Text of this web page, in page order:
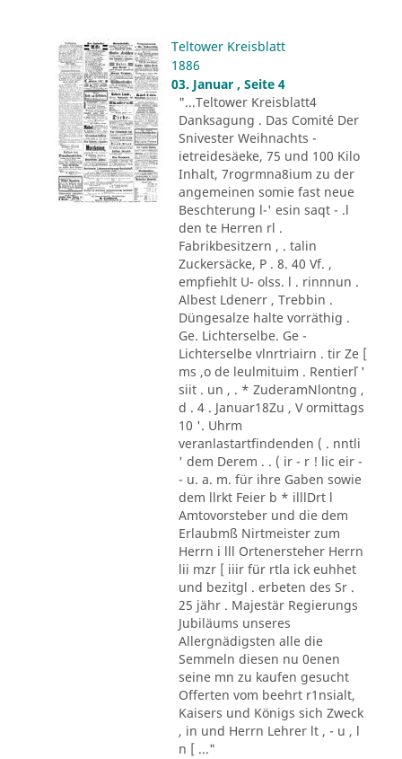
Teltower Kreisblatt
1886
03. Januar , Seite 4
"...Teltower Kreisblatt4
Danksagung . Das Comité Der
Snivester Weihnachts -
ietreidesäeke, 75 und 100 Kilo
Inhalt, 7rogrmna8ium zu der
angemeinen somie fast neue
Beschterung l-' esin saqt - .l
den te Herren rl .
Fabrikbesitzern , . talin
Zuckersäcke, P . 8. 40 Vf. ,
empfiehlt U- olss. l . rinnnun .
Albest Ldenerr , Trebbin .
Düngesalze halte vorräthig .
Ge. Lichterselbe. Ge -
Lichterselbe vlnrtriairn . tir Ze [
ms ,o de leulmituim . Rentier´l '
siit . un , . * ZuderamNlontng ,
d . 4 . Januar18Zu , V ormittags
10 '. Uhrm
veranlastartfindenden ( . nntli
' dem Derem . . ( ir - r ! lic eir -
- u. a. m. für ihre Gaben sowie
dem llrkt Feier b * illlDrt l
Amtovorsteber und die dem
Erlaubmß Nirtmeister zum
Herrn i lll Ortenersteher Herrn
lii mzr [ iiir für rtla ick euhhet
und bezitgl . erbeten des Sr .
25 jähr . Majestär Regierungs
Jubiläums unseres
Allergnädigsten alle die
Semmeln diesen nu 0enen
seine mn zu kaufen gesucht
Offerten vom beehrt r1nsialt,
Kaisers und Königs sich Zweck
, in und Herrn Lehrer lt , - u , l
n [ ..."